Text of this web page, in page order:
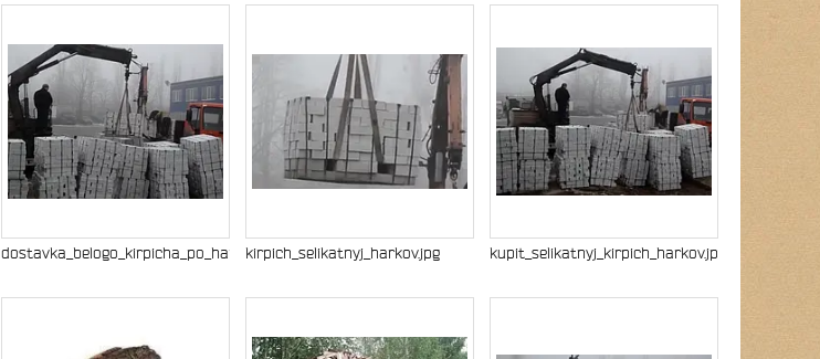
dostavka_belogo_kirpicha_po_harkovu.jpgkirpich_selikatnyj_harkov.jpg kupit_selikatnyj_kirpich_harkov.jpg